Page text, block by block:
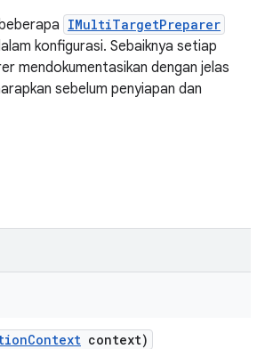
IMultiTargetPreparer
konfigurasi. Sebaiknya setiap
mendokumentasikan dengan jelas
sebelum penyiapan dan
Context context)